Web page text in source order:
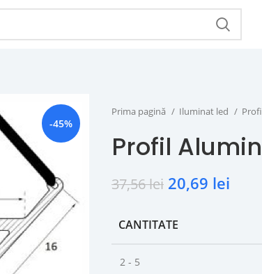
-45%
Prima pagină Iluminat led
Profil
37,56lei 20,69 lei
CANTITATE
2 - 5